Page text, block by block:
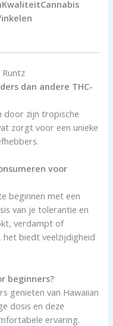
dan andere THC-
door zijn tropische
zorgt voor een unieke
voor
beginnen met een
van je tolerantie en
verdampt of
biedt veelzijdigheid
beginners?
genieten van Hawaiian
dosis en deze
ervaring.